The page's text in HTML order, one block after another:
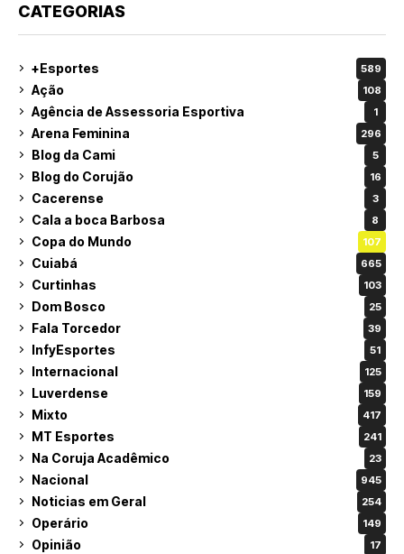
CATEGORIAS
+Esportes 589
Ação 108
Agência de Assessoria Esportiva 1
Arena Feminina 296
Blog da Cami 5
Blog do Corujão 16
Cacerense 3
Cala a boca Barbosa 8
Copa do Mundo 107
Cuiabá 665
Curtinhas 103
Dom Bosco 25
Fala Torcedor 39
InfyEsportes 51
Internacional 125
Luverdense 159
Mixto 417
MT Esportes 241
Na Coruja Acadêmico 23
Nacional 945
Noticias em Geral 254
Operário 149
Opinião 17